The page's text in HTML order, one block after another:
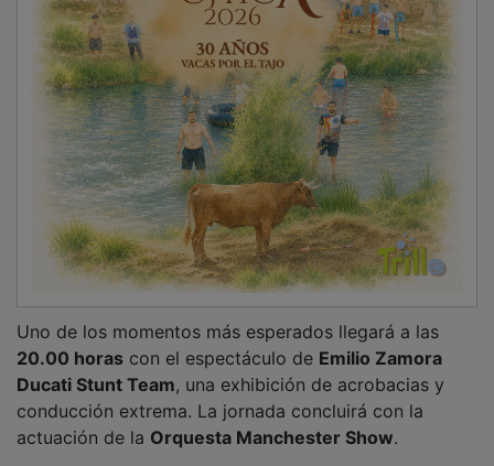
20.00 horascon el espectáculo deEmilio Zamora
Ducati Stunt Team, una exhibición de acrobacias y
conducción extrema. La jornada concluirá con la
actuación de la Orquesta Manchester Show.